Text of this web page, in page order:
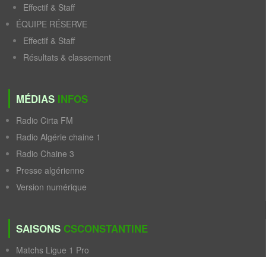
Effectif & Staff
ÉQUIPE RÉSERVE
Effectif & Staff
Résultats & classement
MÉDIAS INFOS
Radio Cirta FM
Radio Algérie chaine 1
Radio Chaine 3
Presse algérienne
Version numérique
SAISONS CSCONSTANTINE
Matchs Ligue 1 Pro